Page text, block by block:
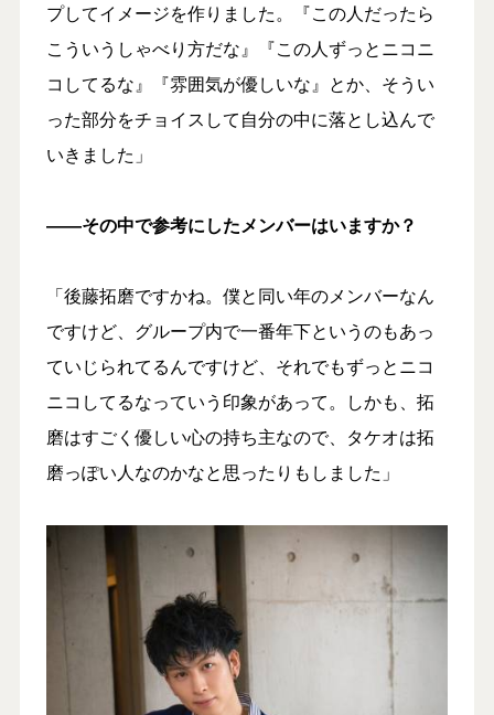
プしてイメージを作りました。『この人だったら
こういうしゃべり方だな』『この人ずっとニコニ
コしてるな』『雰囲気が優しいな』とか、そうい
った部分をチョイスして自分の中に落とし込んで
いきました」
――その中で参考にしたメンバーはいますか？
「後藤拓磨ですかね。僕と同い年のメンバーなん
ですけど、グループ内で一番年下というのもあっ
ていじられてるんですけど、それでもずっとニコ
ニコしてるなっていう印象があって。しかも、拓
磨はすごく優しい心の持ち主なので、タケオは拓
磨っぽい人なのかなと思ったりもしました」